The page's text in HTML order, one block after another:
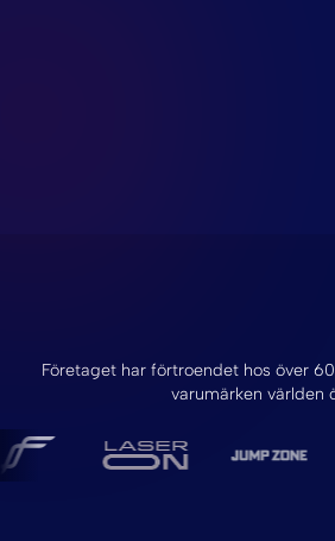
Företaget har förtroendet hos över
varumärken världen